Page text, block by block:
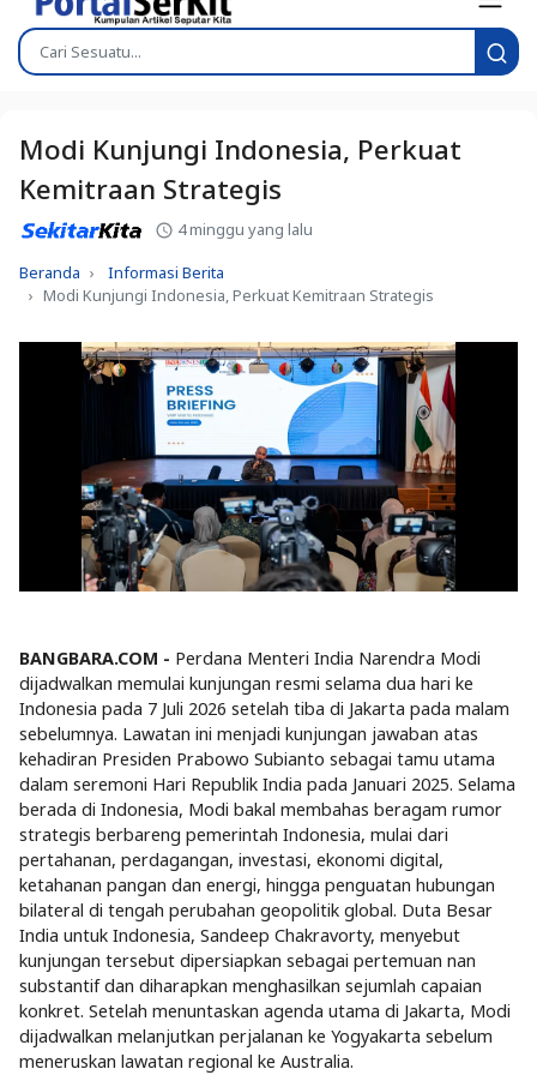
Modi Kunjungi Indonesia, Perkuat
Kemitraan Strategis
4 minggu yang lalu
Beranda
Informasi Berita
Modi Kunjungi Indonesia, Perkuat Kemitraan Strategis
BANGBARA.COM - Perdana Menteri India Narendra Modi
dijadwalkan memulai kunjungan resmi selama dua hari ke
Indonesia pada 7 Juli 2026 setelah tiba di Jakarta pada malam
sebelumnya. Lawatan ini menjadi kunjungan jawaban atas
kehadiran Presiden Prabowo Subianto sebagai tamu utama
dalam seremoni Hari Republik India pada Januari 2025. Selama
berada di Indonesia, Modi bakal membahas beragam rumor
strategis berbareng pemerintah Indonesia, mulai dari
pertahanan, perdagangan, investasi, ekonomi digital,
ketahanan pangan dan energi, hingga penguatan hubungan
bilateral di tengah perubahan geopolitik global. Duta Besar
India untuk Indonesia, Sandeep Chakravorty, menyebut
kunjungan tersebut dipersiapkan sebagai pertemuan nan
substantif dan diharapkan menghasilkan sejumlah capaian
konkret. Setelah menuntaskan agenda utama di Jakarta, Modi
dijadwalkan melanjutkan perjalanan ke Yogyakarta sebelum
meneruskan lawatan regional ke Australia.